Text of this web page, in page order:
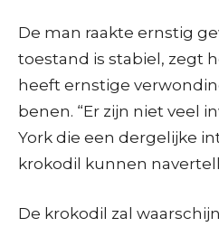
De man raakte ernstig
toestand is stabiel, zegt
heeft ernstige
benen. “Er zijn niet veel
York die een dergelijke
krokodil kunnen
De krokodil zal